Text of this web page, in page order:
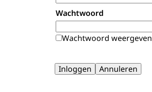
Wachtwoord
Wachtwoord weergeven
Inloggen Annuleren